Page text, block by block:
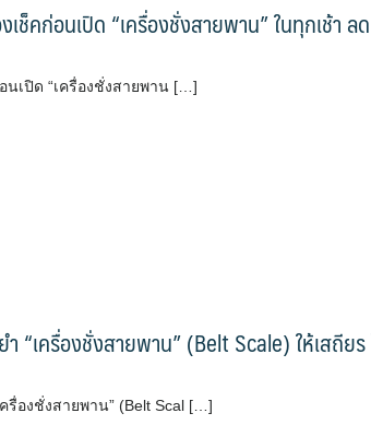
ช็คก่อนเปิด “เครื่องชั่งสายพาน” ในทุกเช้า
นเปิด “เครื่องชั่งสายพาน […]
“เครื่องชั่งสายพาน” (Belt Scale) ให้เสถีย
รื่องชั่งสายพาน” (Belt Scal […]